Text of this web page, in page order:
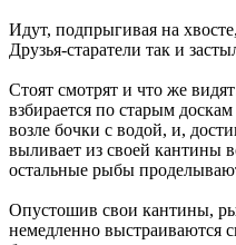
Идут, подпрыгивая на
Друзья-старатели так и
Стоят смотрят и что же
взбирается по старым
возле бочки с водой, и,
выливает из своей кантины
остальные рыбы
Опустошив свои кантины,
немедленно выстраиваются